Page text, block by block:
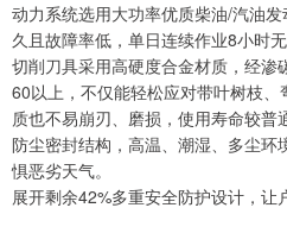
动力系统选用大功率优质柴油/汽油
久且故障率低，单日连续作业8小时
切削刀具采用高硬度合金材质，经渗
60以上，不仅能轻松应对带叶树枝
质也不易崩刃、磨损，使用寿命较
防尘密封结构，高温、潮湿、多尘环
惧恶劣天气。
展开剩余42%多重安全防护设计，让